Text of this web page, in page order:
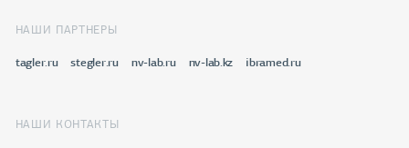
НАШИ ПАРТНЕРЫ
tagler.ru stegler.ru nv-lab.ru nv-lab.kz ibramed.ru
НАШИ КОНТАКТЫ